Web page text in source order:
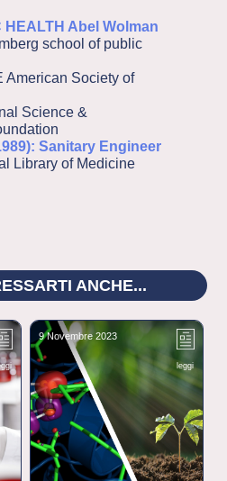
HEALTH Abel Wolman
school of public
American Society of
Science &
Sanitary Engineer
Library of Medicine
ANCHE...
9 Novembre 2023
leggi